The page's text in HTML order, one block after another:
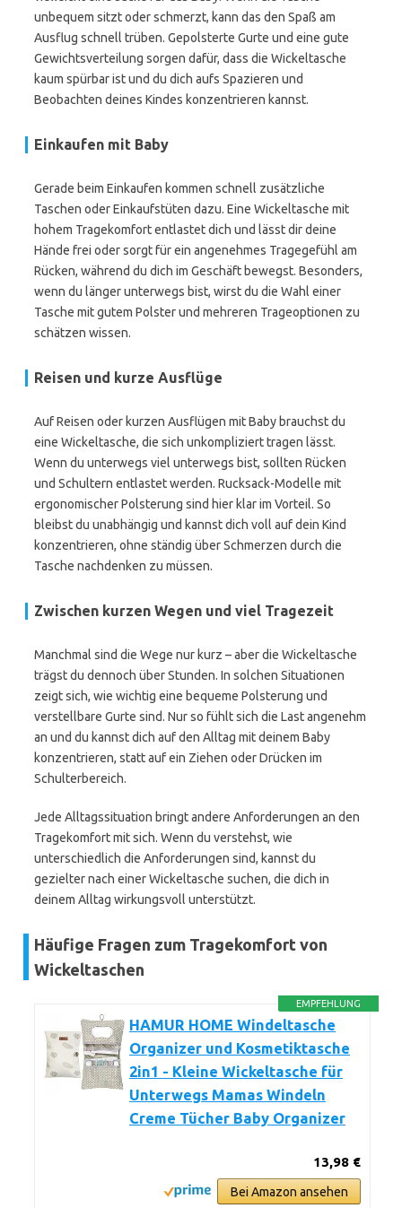
unbequem sitzt oder schmerzt, kann das den Spaß am
Ausflug schnell trüben. Gepolsterte Gurte und eine gute
Gewichtsverteilung sorgen dafür, dass die Wickeltasche
kaum spürbar ist und du dich aufs Spazieren und
Beobachten deines Kindes konzentrieren kannst.
Einkaufen mit Baby
Gerade beim Einkaufen kommen schnell zusätzliche
Taschen oder Einkaufstüten dazu. Eine Wickeltasche mit
hohem Tragekomfort entlastet dich und lässt dir deine
Hände frei oder sorgt für ein angenehmes Tragegefühl am
Rücken, während du dich im Geschäft bewegst. Besonders,
wenn du länger unterwegs bist, wirst du die Wahl einer
Tasche mit gutem Polster und mehreren Trageoptionen zu
schätzen wissen.
Reisen und kurze Ausflüge
Auf Reisen oder kurzen Ausflügen mit Baby brauchst du
eine Wickeltasche, die sich unkompliziert tragen lässt.
Wenn du unterwegs viel unterwegs bist, sollten Rücken
und Schultern entlastet werden. Rucksack-Modelle mit
ergonomischer Polsterung sind hier klar im Vorteil. So
bleibst du unabhängig und kannst dich voll auf dein Kind
konzentrieren, ohne ständig über Schmerzen durch die
Tasche nachdenken zu müssen.
Zwischen kurzen Wegen und viel Tragezeit
Manchmal sind die Wege nur kurz – aber die Wickeltasche
trägst du dennoch über Stunden. In solchen Situationen
zeigt sich, wie wichtig eine bequeme Polsterung und
verstellbare Gurte sind. Nur so fühlt sich die Last angenehm
an und du kannst dich auf den Alltag mit deinem Baby
konzentrieren, statt auf ein Ziehen oder Drücken im
Schulterbereich.
Jede Alltagssituation bringt andere Anforderungen an den
Tragekomfort mit sich. Wenn du verstehst, wie
unterschiedlich die Anforderungen sind, kannst du
gezielter nach einer Wickeltasche suchen, die dich in
deinem Alltag wirkungsvoll unterstützt.
Häufige Fragen zum Tragekomfort von
Wickeltaschen
EMPFEHLUNG
HAMUR HOME Windeltasche
Organizer und Kosmetiktasche
2in1 - Kleine Wickeltasche für
Unterwegs Mamas Windeln
Creme Tücher Baby Organizer
13,98 €
Bei Amazon ansehen